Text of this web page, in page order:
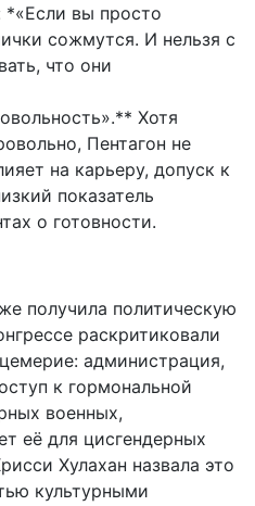
вы просто
сожмутся. И нельзя с
что они
Хотя
Пентагон не
на карьеру, допуск к
показатель
о готовности.
получила политическую
раскритиковали
администрация,
к гормональной
военных,
её для цисгендерных
Хулахан назвала это
культурными